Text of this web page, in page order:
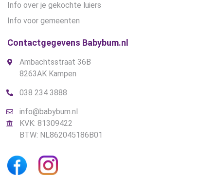
Info over je gekochte luiers
Info voor gemeenten
Contactgegevens Babybum.nl
Ambachtsstraat 36B
8263AK Kampen
038 234 3888
info@babybum.nl
KVK: 81309422
BTW: NL862045186B01